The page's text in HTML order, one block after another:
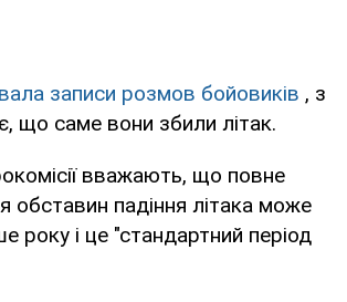
записи розмов бойовиків , з
що саме вони збили літак.
вважають, що повне
обставин падіння літака може
року і це "стандартний період